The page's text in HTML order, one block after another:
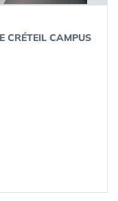
CRÉTEIL CAMPUS